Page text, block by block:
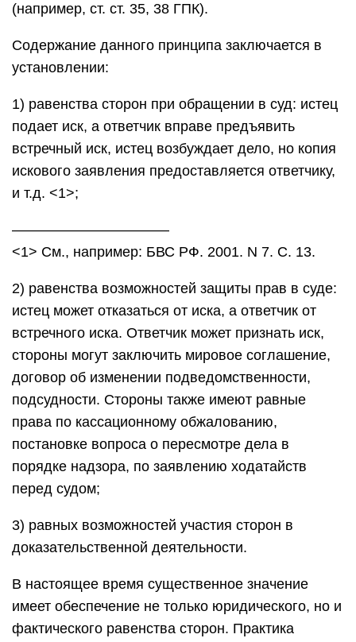
(например, ст. ст. 35, 38 ГПК).
Содержание данного принципа заключается в
установлении:
1) равенства сторон при обращении в суд: истец
подает иск, а ответчик вправе предъявить
встречный иск, истец возбуждает дело, но копия
искового заявления предоставляется ответчику,
и т.д. <1>;
———————————
<1> См., например: БВС РФ. 2001. N 7. С. 13.
2) равенства возможностей защиты прав в суде:
истец может отказаться от иска, а ответчик от
встречного иска. Ответчик может признать иск,
стороны могут заключить мировое соглашение,
договор об изменении подведомственности,
подсудности. Стороны также имеют равные
права по кассационному обжалованию,
постановке вопроса о пересмотре дела в
порядке надзора, по заявлению ходатайств
перед судом;
3) равных возможностей участия сторон в
доказательственной деятельности.
В настоящее время существенное значение
имеет обеспечение не только юридического, но и
фактического равенства сторон. Практика